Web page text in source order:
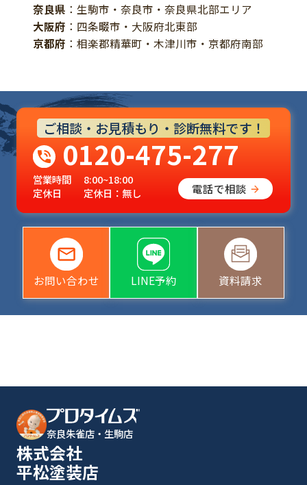
奈良県 ：生駒市・奈良市・奈良県北部エリア
大阪府 ：四条畷市・大阪府北東部
京都府 ：相楽郡精華町・木津川市・京都府南部
ご相談・お見積もり・診断無料です！
0120-475-277
営業時間
8:00~18:00
定休日
定休日：無し 電話で相談
お問い合わせ LINE予約 資料請求
奈良朱雀店・生駒店
株式会社
平松塗装店